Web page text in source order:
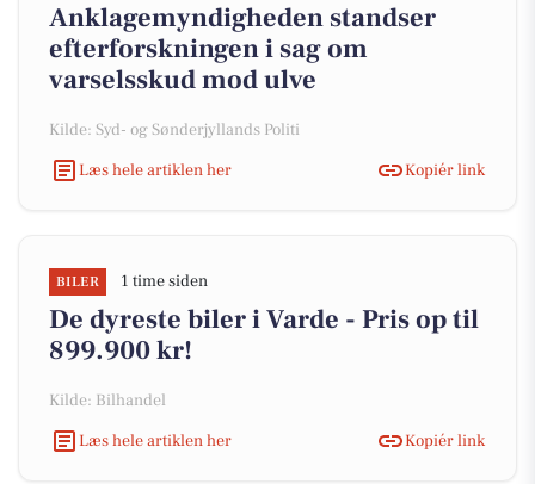
Anklagemyndigheden standser
efterforskningen i sag om
varselsskud mod ulve
Kilde: Syd- og Sønderjyllands Politi
Læs hele artiklen her
Kopiér link
BILER 1 time siden
De dyreste biler i Varde - Pris op til
899.900 kr!
Kilde: Bilhandel
Læs hele artiklen her
Kopiér link